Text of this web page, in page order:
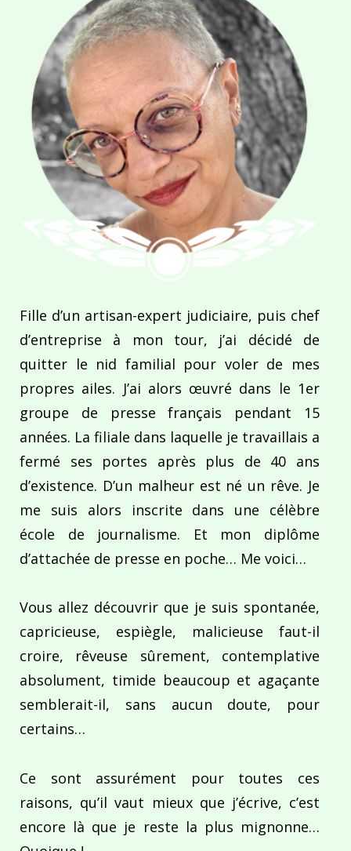
Fille d’un artisan-expert judiciaire, puis chef
d’entreprise à mon tour, j’ai décidé de
quitter le nid familial pour voler de mes
propres ailes. J’ai alors œuvré dans le 1er
groupe de presse français pendant 15
années. La filiale dans laquelle je travaillais a
fermé ses portes après plus de 40 ans
d’existence. D’un malheur est né un rêve. Je
me suis alors inscrite dans une célèbre
école de journalisme. Et mon diplôme
d’attachée de presse en poche… Me voici…
Vous allez découvrir que je suis spontanée,
capricieuse, espiègle, malicieuse faut-il
croire, rêveuse sûrement, contemplative
absolument, timide beaucoup et agaçante
semblerait-il, sans aucun doute, pour
certains…
Ce sont assurément pour toutes ces
raisons, qu’il vaut mieux que j’écrive, c’est
encore là que je reste la plus mignonne…